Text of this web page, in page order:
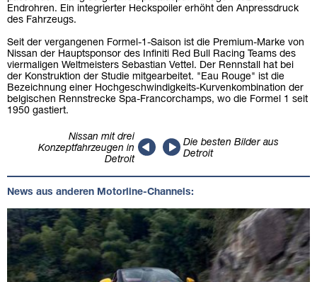
Endrohren. Ein integrierter Heckspoiler erhöht den Anpressdruck
des Fahrzeugs.
Seit der vergangenen Formel-1-Saison ist die Premium-Marke von
Nissan der Hauptsponsor des Infiniti Red Bull Racing Teams des
viermaligen Weltmeisters Sebastian Vettel. Der Rennstall hat bei
der Konstruktion der Studie mitgearbeitet. "Eau Rouge" ist die
Bezeichnung einer Hochgeschwindigkeits-Kurvenkombination der
belgischen Rennstrecke Spa-Francorchamps, wo die Formel 1 seit
1950 gastiert.
Nissan mit drei
Konzeptfahrzeugen in
Detroit
Die besten Bilder aus
Detroit
News aus anderen Motorline-Channels: